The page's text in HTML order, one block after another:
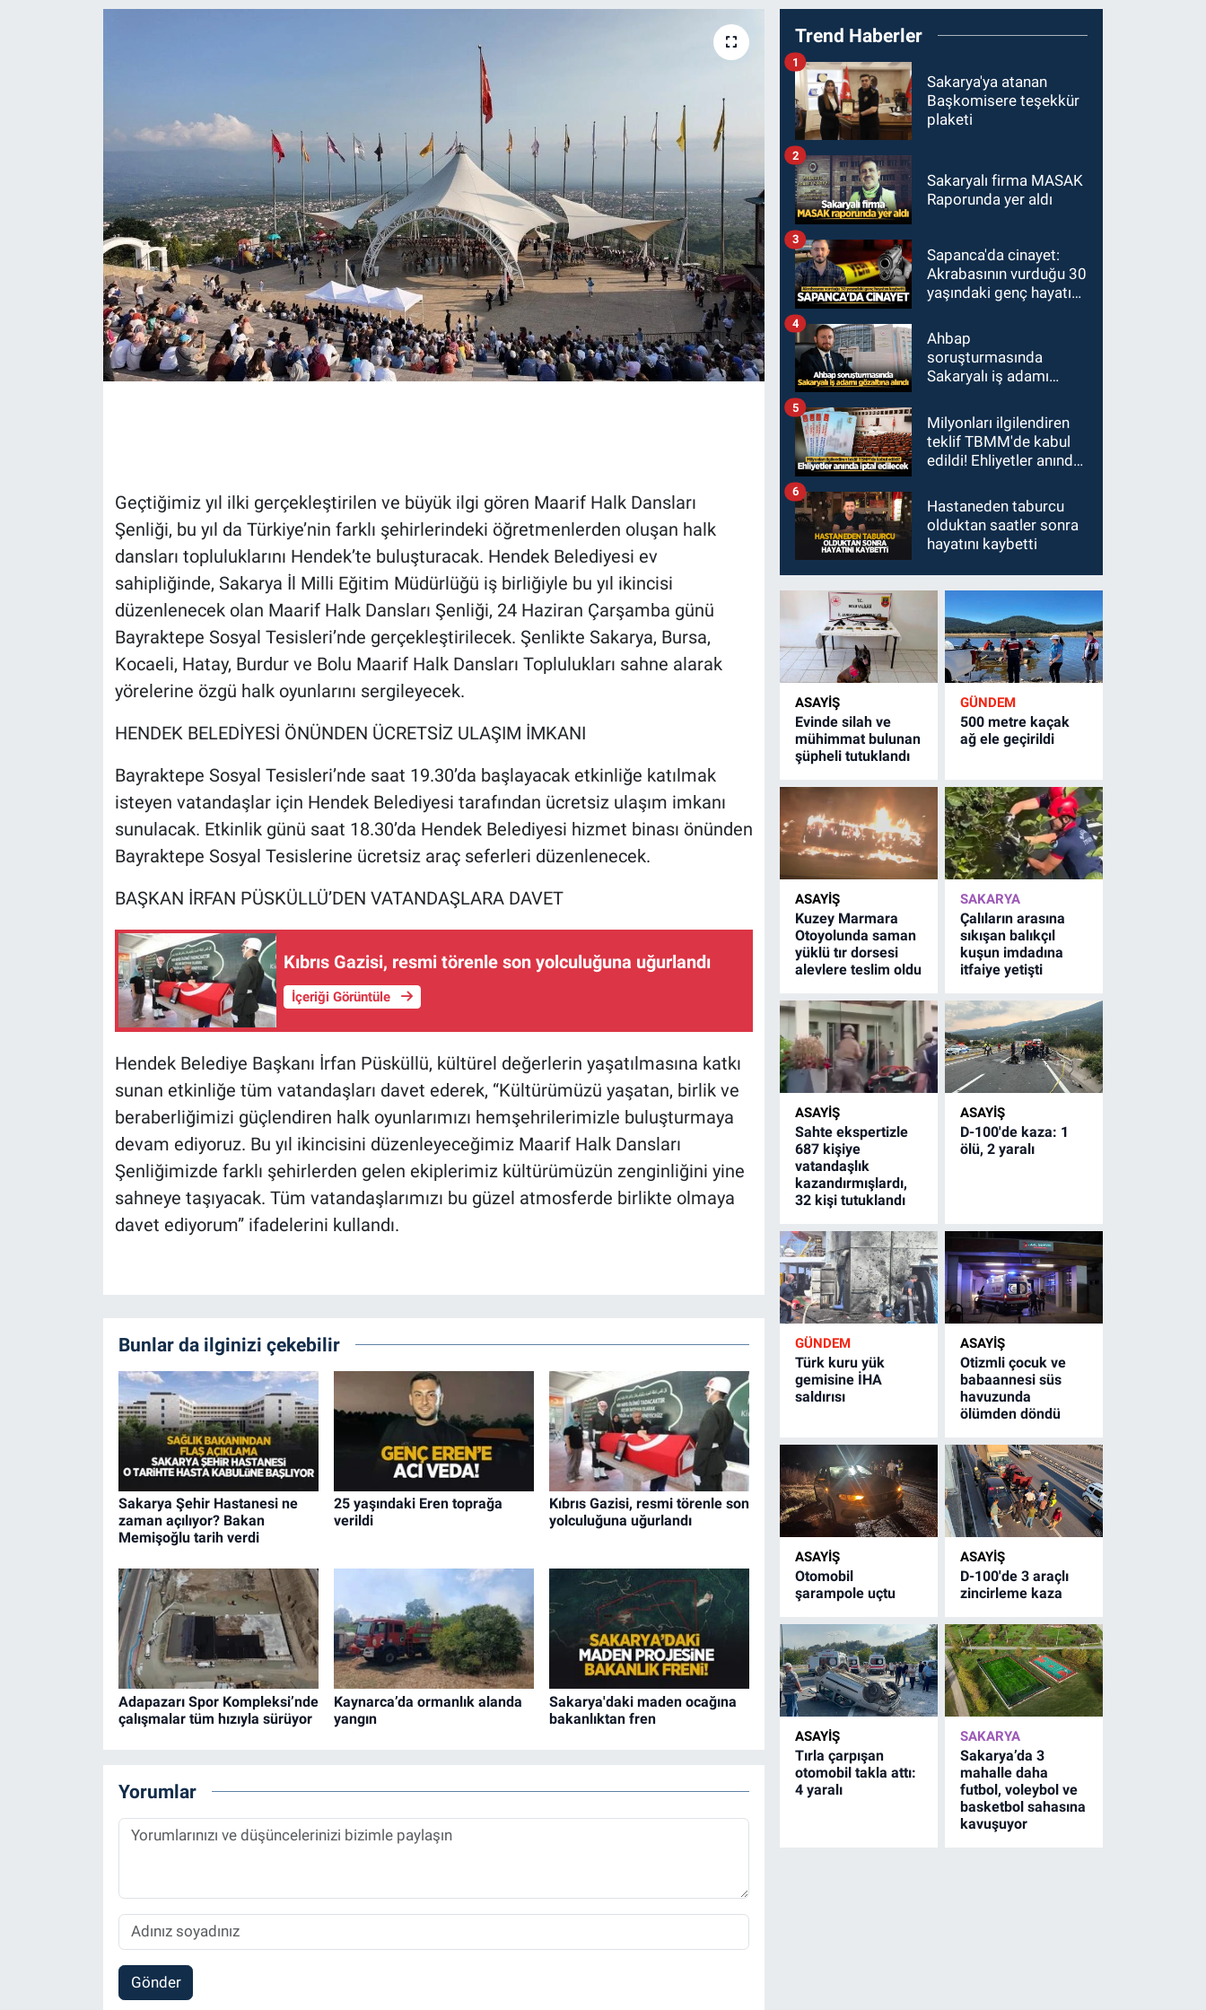
Geçtiğimiz yıl ilki gerçekleştirilen ve büyük ilgi gören Maarif Halk Dansları
Şenliği, bu yıl da Türkiye’nin farklı şehirlerindeki öğretmenlerden oluşan halk
dansları topluluklarını Hendek’te buluşturacak. Hendek Belediyesi ev
sahipliğinde, Sakarya İl Milli Eğitim Müdürlüğü iş birliğiyle bu yıl ikincisi
düzenlenecek olan Maarif Halk Dansları Şenliği, 24 Haziran Çarşamba günü
Bayraktepe Sosyal Tesisleri’nde gerçekleştirilecek. Şenlikte Sakarya, Bursa,
Kocaeli, Hatay, Burdur ve Bolu Maarif Halk Dansları Toplulukları sahne alarak
yörelerine özgü halk oyunlarını sergileyecek.
HENDEK BELEDİYESİ ÖNÜNDEN ÜCRETSİZ ULAŞIM İMKANI
Bayraktepe Sosyal Tesisleri’nde saat 19.30’da başlayacak etkinliğe katılmak
isteyen vatandaşlar için Hendek Belediyesi tarafından ücretsiz ulaşım imkanı
sunulacak. Etkinlik günü saat 18.30’da Hendek Belediyesi hizmet binası önünden
Bayraktepe Sosyal Tesislerine ücretsiz araç seferleri düzenlenecek.
BAŞKAN İRFAN PÜSKÜLLÜ’DEN VATANDAŞLARA DAVET
Kıbrıs Gazisi, resmi törenle son yolculuğuna uğurlandı
İçeriği Görüntüle
Hendek Belediye Başkanı İrfan Püsküllü, kültürel değerlerin yaşatılmasına katkı
sunan etkinliğe tüm vatandaşları davet ederek, “Kültürümüzü yaşatan, birlik ve
beraberliğimizi güçlendiren halk oyunlarımızı hemşehrilerimizle buluşturmaya
devam ediyoruz. Bu yıl ikincisini düzenleyeceğimiz Maarif Halk Dansları
Şenliğimizde farklı şehirlerden gelen ekiplerimiz kültürümüzün zenginliğini yine
sahneye taşıyacak. Tüm vatandaşlarımızı bu güzel atmosferde birlikte olmaya
davet ediyorum” ifadelerini kullandı.
Bunlar da ilginizi çekebilir
Sakarya Şehir Hastanesi ne
zaman açılıyor? Bakan
Memişoğlu tarih verdi
25 yaşındaki Eren toprağa
verildi
Kıbrıs Gazisi, resmi törenle son
yolculuğuna uğurlandı
Adapazarı Spor Kompleksi’nde
çalışmalar tüm hızıyla sürüyor
Kaynarca’da ormanlık alanda
yangın
Sakarya'daki maden ocağına
bakanlıktan fren
Yorumlar
Gönder
Trend Haberler
Sakarya'ya atanan
Başkomisere teşekkür
plaketi
1
Sakaryalı firma MASAK
Raporunda yer aldı
2
Sapanca'da cinayet:
Akrabasının vurduğu 30
yaşındaki genç hayatını
3
Ahbap
soruşturmasında
Sakaryalı iş adamı
4
Milyonları ilgilendiren
teklif TBMM'de kabul
edildi! Ehliyetler anında
5
Hastaneden taburcu
olduktan saatler sonra
hayatını kaybetti
6
ASAYİŞ
Evinde silah ve
mühimmat bulunan
şüpheli tutuklandı
GÜNDEM
500 metre kaçak
ağ ele geçirildi
ASAYİŞ
Kuzey Marmara
Otoyolunda saman
yüklü tır dorsesi
alevlere teslim oldu
SAKARYA
Çalıların arasına
sıkışan balıkçıl
kuşun imdadına
itfaiye yetişti
ASAYİŞ
Sahte ekspertizle
687 kişiye
vatandaşlık
kazandırmışlardı,
32 kişi tutuklandı
ASAYİŞ
D-100'de kaza: 1
ölü, 2 yaralı
GÜNDEM
Türk kuru yük
gemisine İHA
saldırısı
ASAYİŞ
Otizmli çocuk ve
babaannesi süs
havuzunda
ölümden döndü
ASAYİŞ
Otomobil
şarampole uçtu
ASAYİŞ
D-100'de 3 araçlı
zincirleme kaza
ASAYİŞ
Tırla çarpışan
otomobil takla attı:
4 yaralı
SAKARYA
Sakarya’da 3
mahalle daha
futbol, voleybol ve
basketbol sahasına
kavuşuyor